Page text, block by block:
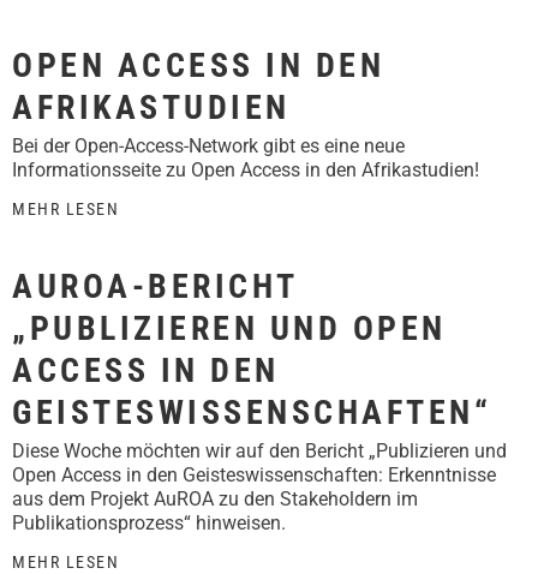
OPEN ACCESS IN DEN
AFRIKASTUDIEN
Bei der Open-Access-Network gibt es eine neue
Informationsseite zu Open Access in den Afrikastudien!
MEHR LESEN
AUROA-BERICHT
„PUBLIZIEREN UND OPEN
ACCESS IN DEN
GEISTESWISSENSCHAFTEN“
Diese Woche möchten wir auf den Bericht „Publizieren und
Open Access in den Geisteswissenschaften: Erkenntnisse
aus dem Projekt AuROA zu den Stakeholdern im
Publikationsprozess“ hinweisen.
MEHR LESEN